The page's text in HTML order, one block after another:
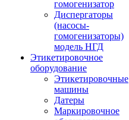
гомогенизатор
Диспергаторы
(насосы-
гомогенизаторы)
модель НГД
Этикетировочное
оборудование
Этикетировочные
машины
Датеры
Маркировочное